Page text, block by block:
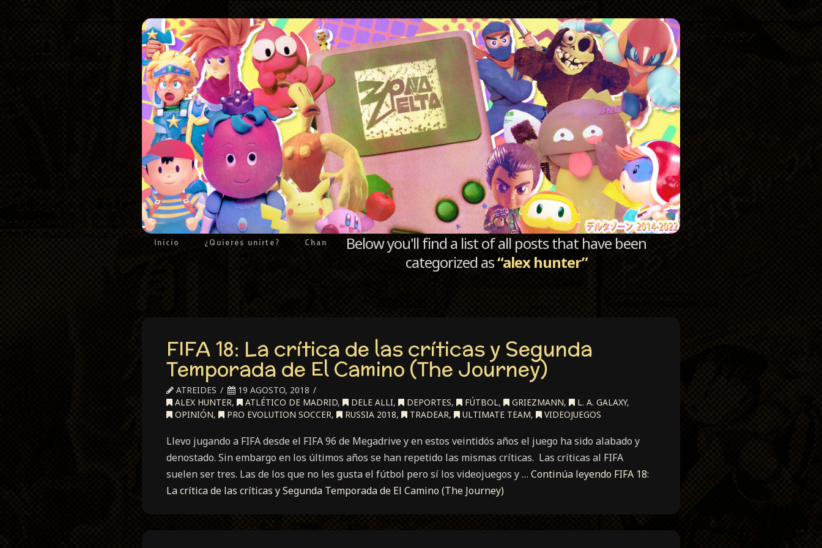
Inicio ¿Quieres unirte? Chan
Below you'll find a list of all posts that have been
categorized as“alex hunter”
FIFA 18: La crítica de las críticas y Segunda
Temporada de El Camino (The Journey)
ATREIDES
19 AGOSTO, 2018
ALEX HUNTER, ATLÉTICO DE MADRID, DELE ALLI, DEPORTES, FÚTBOL, GRIEZMANN, L. A. GALAXY,
OPINIÓN, PRO EVOLUTION SOCCER, RUSSIA 2018, TRADEAR, ULTIMATE TEAM, VIDEOJUEGOS
Llevo jugando a FIFA desde el FIFA 96 de Megadrive y en estos veintidós años el juego ha sido alabado y
denostado. Sin embargo en los últimos años se han repetido las mismas críticas. Las críticas al FIFA
suelen ser tres. Las de los que no les gusta el fútbol pero sí los videojuegos y … Continúa leyendo FIFA 18:
La crítica de las críticas y Segunda Temporada de El Camino (The Journey)